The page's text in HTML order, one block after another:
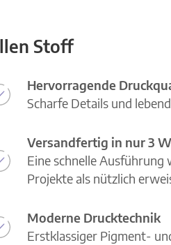
Stoff
Hervorragende
Scharfe Details und
Versandfertig in nur 3
Eine schnelle
Projekte als nützlich
Moderne Drucktechnik
Erstklassiger Pigment-